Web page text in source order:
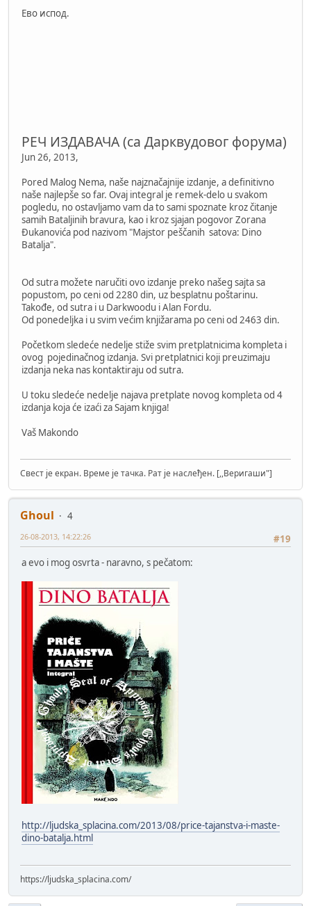
Ево испод.
РЕЧ ИЗДАВАЧА (са Дарквудовог форума)
Jun 26, 2013,
Pored Malog Nema, naše najznačajnije izdanje, a definitivno
naše najlepše so far. Ovaj integral je remek-delo u svakom
pogledu, no ostavljamo vam da to sami spoznate kroz čitanje
samih Bataljinih bravura, kao i kroz sjajan pogovor Zorana
Đukanovića pod nazivom "Majstor peščanih satova: Dino
Batalja".
Od sutra možete naručiti ovo izdanje preko našeg sajta sa
popustom, po ceni od 2280 din, uz besplatnu poštarinu.
Takođe, od sutra i u Darkwoodu i Alan Fordu.
Od ponedeljka i u svim većim knjižarama po ceni od 2463 din.
Početkom sledeće nedelje stiže svim pretplatnicima kompleta i
ovog pojedinačnog izdanja. Svi pretplatnici koji preuzimaju
izdanja neka nas kontaktiraju od sutra.
U toku sledeće nedelje najava pretplate novog kompleta od 4
izdanja koja će izaći za Sajam knjiga!
Vaš Makondo
Свест је екран. Време је тачка. Рат је наслеђен. [,,Веригаши"]
Ghoul
4
#19
26-08-2013, 14:22:26
a evo i mog osvrta - naravno, s pečatom:
http://ljudska_splacina.com/2013/08/price-tajanstva-i-maste-
dino-batalja.html
https://ljudska_splacina.com/